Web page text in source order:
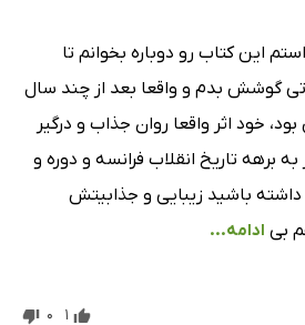
این کتاب رو دوباره بخوانم تا
گوشش بدم و واقعا بعد از چند سال
خود اثر واقعا روان جذاب و درگیر
تاریخ انقلاب فرانسه و دوره و
باشید زیبایی و جذابیتش
بی ادامه...
1
0